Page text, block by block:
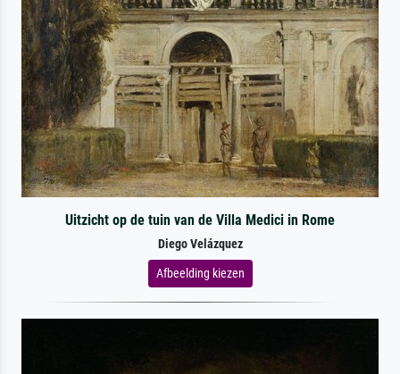
Uitzicht op de tuin van de Villa Medici in Rome
Diego Velázquez
Afbeelding kiezen